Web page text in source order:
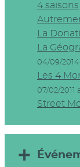
4 saisons
La
La
04/09/2014
Les 4
07/02/2011
Street